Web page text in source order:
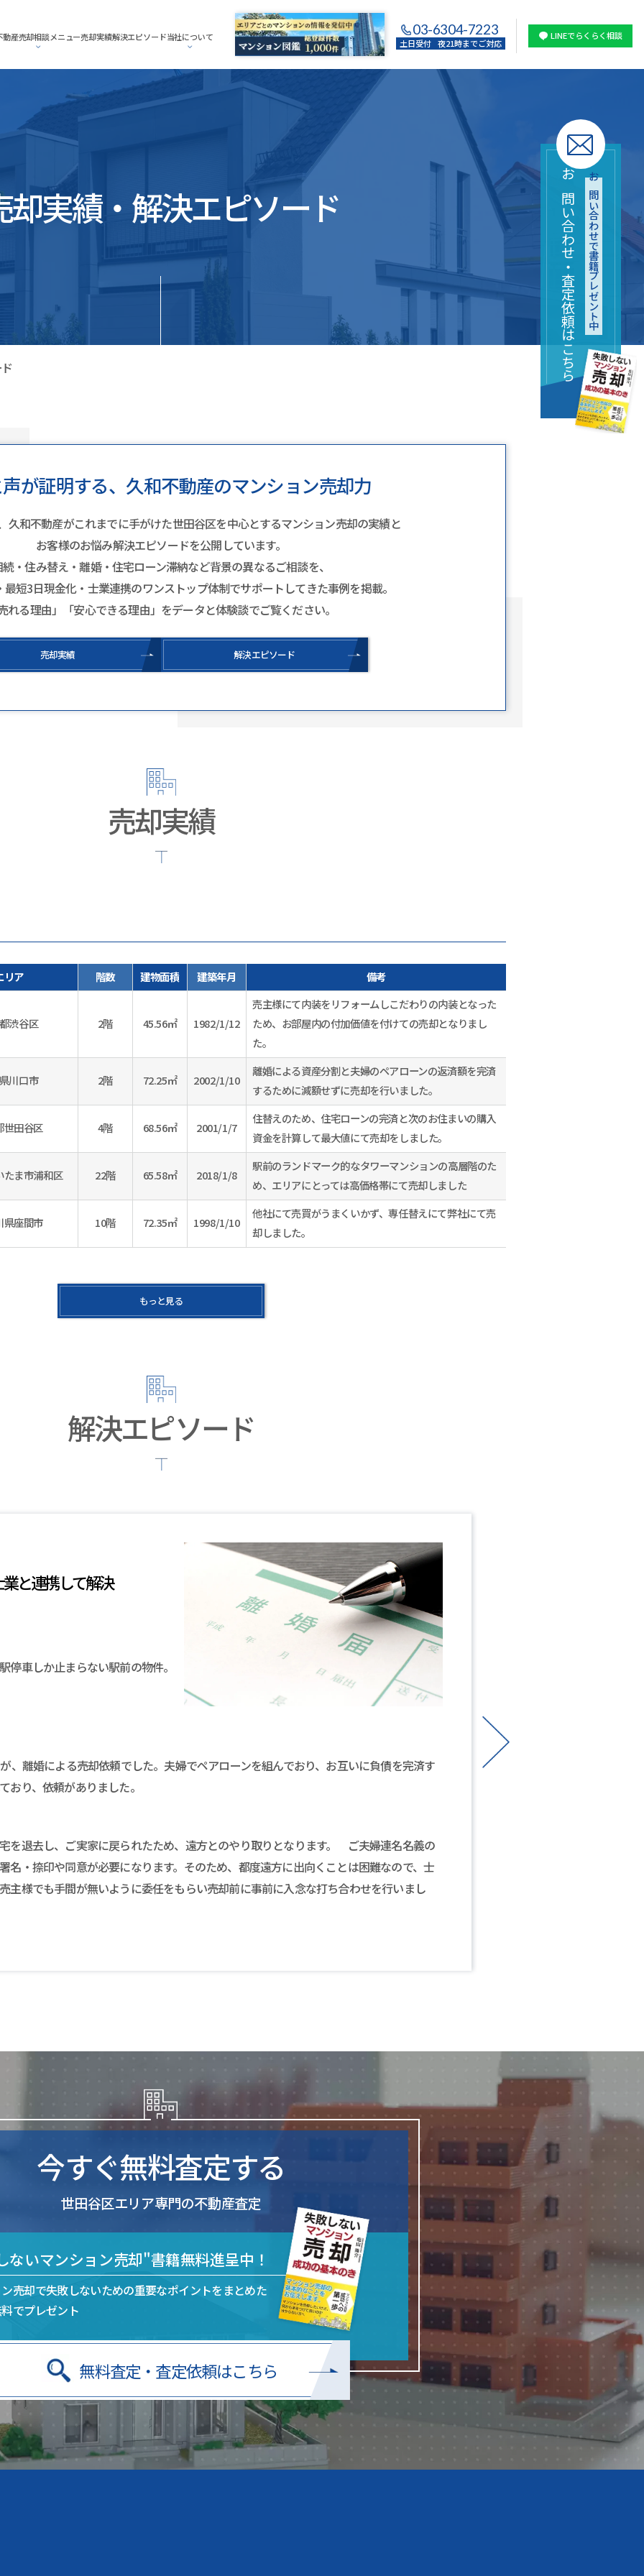
動産売却相談メニュー売却実績解決エピソード当社について 03-6304-7223
土日受付 夜21時までご対応
LINEでらくらく相談
お問い合わせで書籍プレゼント中
お問い合わせ・査定依頼はこちら
却実績・解決エピソード
が証明する、久和不動産のマンション売却力
久和不動産がこれまでに手がけた世田谷区を中心とするマンション売却の実績と
お客様のお悩み解決エピソードを公開しています。
・住み替え・離婚・住宅ローン滞納など背景の異なるご相談を、
短3日現金化・士業連携のワンストップ体制でサポートしてきた事例を掲載。
売れる理由」「安心できる理由」をデータと体験談でご覧ください。
売却実績 解決エピソード
売却実績
リア 階数 建物面積 建築年月 備考
渋谷区 2階 45.56㎡ 1982/1/12
売主様にて内装をリフォームしこだわりの内装となった
ため、お部屋内の付加価値を付けての売却となりまし
た。
川口市 2階 72.25㎡ 2002/1/10
離婚による資産分割と夫婦のペアローンの返済額を完済
するために減額せずに売却を行いました。
世田谷区 4階 68.56㎡ 2001/1/7
住替えのため、住宅ローンの完済と次のお住まいの購入
資金を計算して最大値にて売却をしました。
たま市浦和区 22階 65.58㎡ 2018/1/8
駅前のランドマーク的なタワーマンションの高層階のた
め、エリアにとっては高価格帯にて売却しました
県座間市 10階 72.35㎡ 1998/1/10
他社にて売買がうまくいかず、専任替えにて弊社にて売
却しました。
もっと見る
解決エピソード
と連携して解決
停車しか止まらない駅前の物件。
、離婚による売却依頼でした。夫婦でペアローンを組んでおり、お互いに負債を完済す
おり、依頼がありました。
を退去し、ご実家に戻られたため、遠方とのやり取りとなります。 ご夫婦連名名義の
名・捺印や同意が必要になります。そのため、都度遠方に出向くことは困難なので、士
主様でも手間が無いように委任をもらい売却前に事前に入念な打ち合わせを行いまし
今すぐ無料査定する
世田谷区エリア専門の不動産査定
ないマンション売却"書籍無料進呈中！
売却で失敗しないための重要なポイントをまとめた
でプレゼント
無料査定・査定依頼はこちら